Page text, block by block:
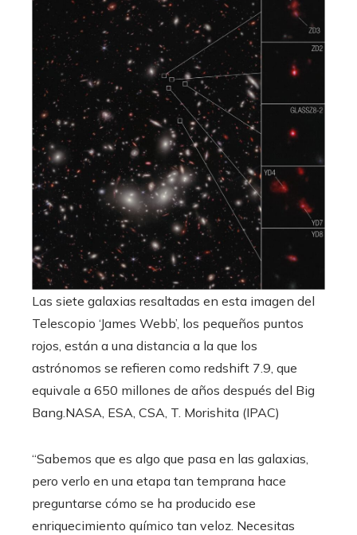
Las siete galaxias resaltadas en esta imagen del
Telescopio ‘James Webb’, los pequeños puntos
rojos, están a una distancia a la que los
astrónomos se refieren como redshift 7.9, que
equivale a 650 millones de años después del Big
Bang.NASA, ESA, CSA, T. Morishita (IPAC)
“Sabemos que es algo que pasa en las galaxias,
pero verlo en una etapa tan temprana hace
preguntarse cómo se ha producido ese
enriquecimiento químico tan veloz. Necesitas